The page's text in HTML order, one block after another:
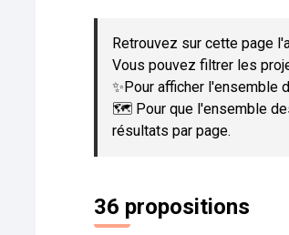
Retrouvez sur cette page
Vous pouvez filtrer les
✨Pour afficher l'ensemble
🗺️ Pour que l'ensemble
résultats par page.
36 propositions